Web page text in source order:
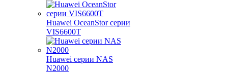
Huawei OceanStor серии
VIS6600T
Huawei серии NAS
N2000